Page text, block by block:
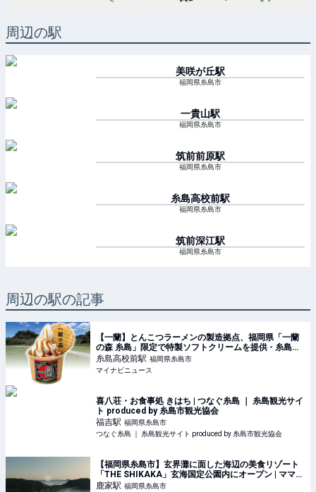
周辺の駅
美咲が丘駅
福岡県糸島市
一貴山駅
福岡県糸島市
筑前前原駅
福岡県糸島市
糸島高校前駅
福岡県糸島市
筑前深江駅
福岡県糸島市
周辺の駅の記事
【一蘭】とんこつラーメンの製造拠点、福岡県「一蘭
の森 糸島」限定で特製ソフトクリームを提供 - 糸島産
のはちみつと醤油を使用
糸島高校前駅 福岡県糸島市
マイナビニュース
喜八荘・お食事処 きはち | つなぐ糸島 ｜ 糸島観光サイ
ト produced by 糸島市観光協会
福吉駅 福岡県糸島市
つなぐ糸島 ｜ 糸島観光サイト produced by 糸島市観光協会
【福岡県糸島市】玄界灘に面した海辺の美食リゾート
「THE SHIKAKA」玄海国定公園内にオープン | ママテ
ナ
鹿家駅 福岡県糸島市